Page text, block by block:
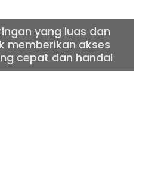
yang luas dan
memberikan akses
cepat dan handal